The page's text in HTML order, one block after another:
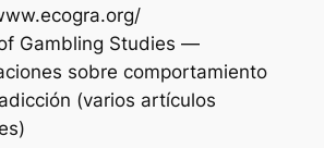
Gambling Studies —
sobre comportamiento
(varios artículos